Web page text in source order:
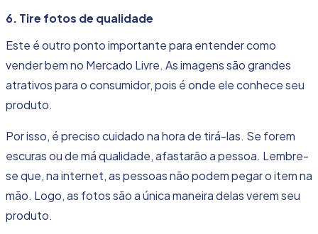
6. Tire fotos de qualidade
Este é outro ponto importante para entender como
vender bem no Mercado Livre. As imagens são grandes
atrativos para o consumidor, pois é onde ele conhece seu
produto.
Por isso, é preciso cuidado na hora de tirá-las. Se forem
escuras ou de má qualidade, afastarão a pessoa. Lembre-
se que, na internet, as pessoas não podem pegar o item na
mão. Logo, as fotos são a única maneira delas verem seu
produto.